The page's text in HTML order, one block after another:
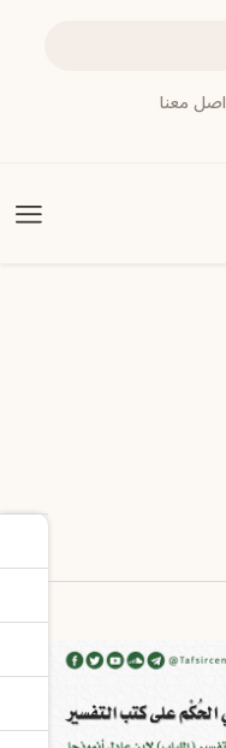
معنا